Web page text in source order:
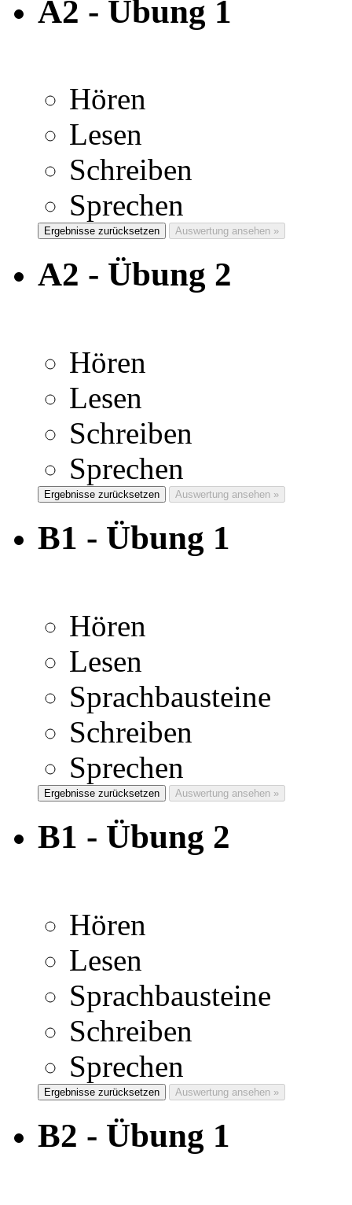
A2 - Übung 1
Hören
Lesen
Schreiben
Sprechen
Ergebnisse zurücksetzen Auswertung ansehen »
A2 - Übung 2
Hören
Lesen
Schreiben
Sprechen
Ergebnisse zurücksetzen Auswertung ansehen »
B1 - Übung 1
Hören
Lesen
Sprachbausteine
Schreiben
Sprechen
Ergebnisse zurücksetzen Auswertung ansehen »
B1 - Übung 2
Hören
Lesen
Sprachbausteine
Schreiben
Sprechen
Ergebnisse zurücksetzen Auswertung ansehen »
B2 - Übung 1